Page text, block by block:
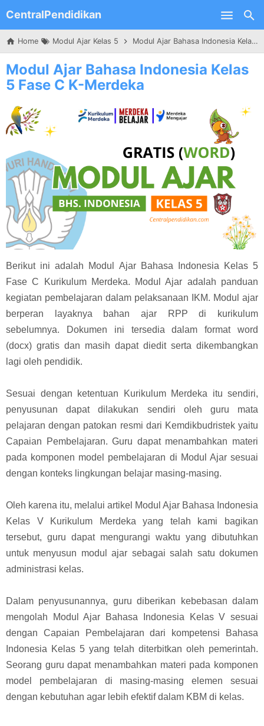
Skip to main content
CentralPendidikan
Home Modul Ajar Kelas 5 Modul Ajar Bahasa Indonesia Kelas 5 Fase C K-Merdeka
Modul Ajar Bahasa Indonesia Kelas
5 Fase C K-Merdeka
Berikut ini adalah Modul Ajar Bahasa Indonesia Kelas 5
Fase C Kurikulum Merdeka. Modul Ajar adalah panduan
kegiatan pembelajaran dalam pelaksanaan IKM. Modul ajar
berperan layaknya bahan ajar RPP di kurikulum
sebelumnya. Dokumen ini tersedia dalam format word
(docx) gratis dan masih dapat diedit serta dikembangkan
lagi oleh pendidik.
Sesuai dengan ketentuan Kurikulum Merdeka itu sendiri,
penyusunan dapat dilakukan sendiri oleh guru mata
pelajaran dengan patokan resmi dari Kemdikbudristek yaitu
Capaian Pembelajaran. Guru dapat menambahkan materi
pada komponen model pembelajaran di Modul Ajar sesuai
dengan konteks lingkungan belajar masing-masing.
Oleh karena itu, melalui artikel Modul Ajar Bahasa Indonesia
Kelas V Kurikulum Merdeka yang telah kami bagikan
tersebut, guru dapat mengurangi waktu yang dibutuhkan
untuk menyusun modul ajar sebagai salah satu dokumen
administrasi kelas.
Dalam penyusunannya, guru diberikan kebebasan dalam
mengolah Modul Ajar Bahasa Indonesia Kelas V sesuai
dengan Capaian Pembelajaran dari kompetensi Bahasa
Indonesia Kelas 5 yang telah diterbitkan oleh pemerintah.
Seorang guru dapat menambahkan materi pada komponen
model pembelajaran di masing-masing elemen sesuai
dengan kebutuhan agar lebih efektif dalam KBM di kelas.